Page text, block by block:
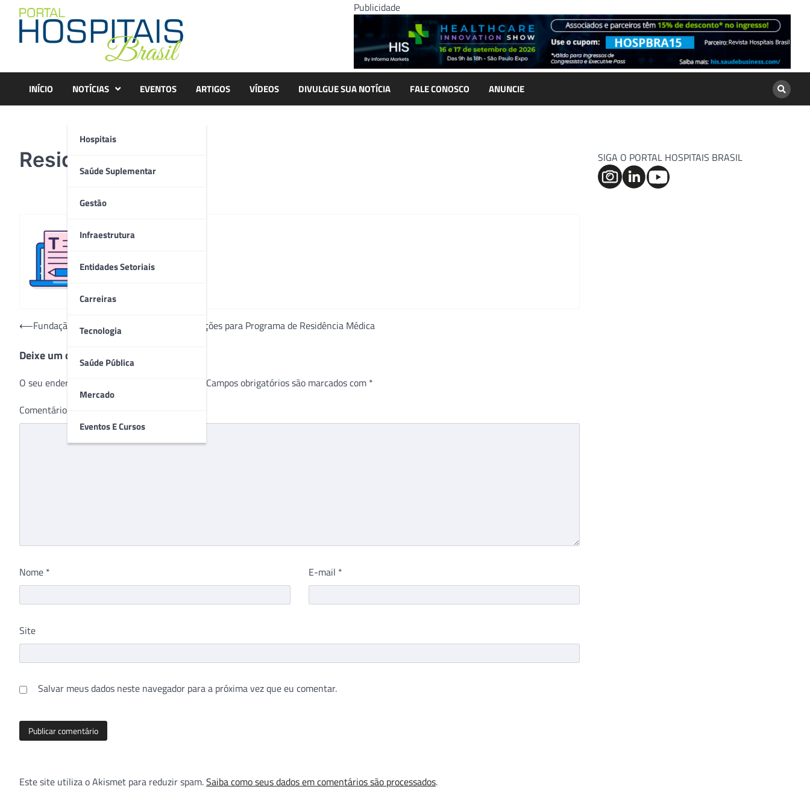
content
Publicidade
INÍCIO NOTÍCIAS
Hospitais
Saúde Suplementar
Gestão
Infraestrutura
Entidades Setoriais
Carreiras
Tecnologia
Saúde Pública
Mercado
Eventos E Cursos
EVENTOS ARTIGOS VÍDEOS DIVULGUE SUA NOTÍCIA FALE CONOSCO ANUNCIE
Residentes
Navegação
Post
⟵Fundação São Francisco Xavier abre inscrições para Programa de Residência Médica
Deixe um comentário
O seu endereço de e-mail não será publicado. Campos obrigatórios são marcados com *
Comentário
Nome * E-mail *
Site
Salvar meus dados neste navegador para a próxima vez que eu comentar.
Este site utiliza o Akismet para reduzir spam.Saiba como seus dados em comentários são processados.
SIGA O PORTAL HOSPITAIS BRASIL